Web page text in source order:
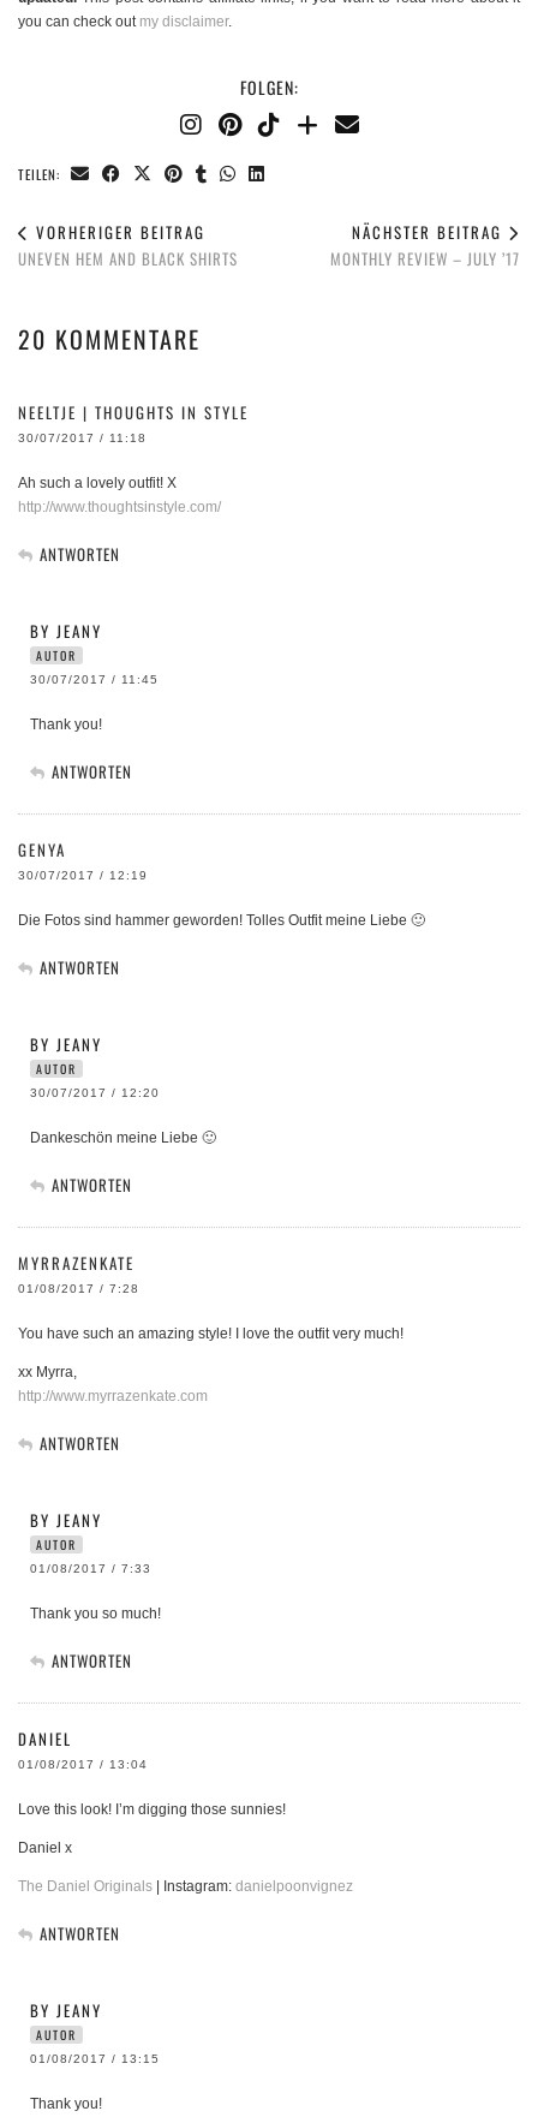
you can check out my disclaimer.
FOLGEN:
TEILEN:
VORHERIGER BEITRAG
UNEVEN HEM AND BLACK SHIRTS
NÄCHSTER BEITRAG
MONTHLY REVIEW – JULY ’17
20 KOMMENTARE
NEELTJE | THOUGHTS IN STYLE
30/07/2017 / 11:18
Ah such a lovely outfit! X
http://www.thoughtsinstyle.com/
ANTWORTEN
BY JEANY
AUTOR
30/07/2017 / 11:45
Thank you!
ANTWORTEN
GENYA
30/07/2017 / 12:19
Die Fotos sind hammer geworden! Tolles Outfit meine Liebe 🙂
ANTWORTEN
BY JEANY
AUTOR
30/07/2017 / 12:20
Dankeschön meine Liebe 🙂
ANTWORTEN
MYRRAZENKATE
01/08/2017 / 7:28
You have such an amazing style! I love the outfit very much!
xx Myrra,
http://www.myrrazenkate.com
ANTWORTEN
BY JEANY
AUTOR
01/08/2017 / 7:33
Thank you so much!
ANTWORTEN
DANIEL
01/08/2017 / 13:04
Love this look! I’m digging those sunnies!
Daniel x
The Daniel Originals | Instagram: danielpoonvignez
ANTWORTEN
BY JEANY
AUTOR
01/08/2017 / 13:15
Thank you!